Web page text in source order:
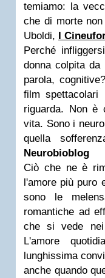
temiamo: la
che di morte
Uboldi, I
Perché
donna colpita
parola,
film spettacolari
riguarda. Non è
vita. Sono i
quella
Neurobioblog
Ciò che ne è
l'amore più puro
sono le
romantiche ad
che si vede
L'amore
lunghissima
anche quando